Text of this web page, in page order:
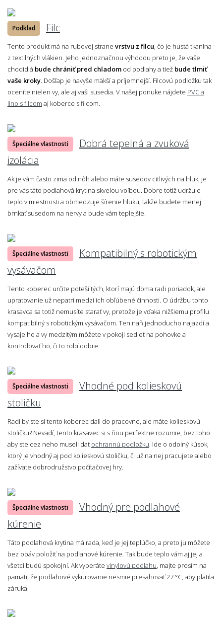
Podklad Filc
Tento produkt má na rubovej strane vrstvu z filcu , čo je hustá tkanina
z textilných vlákien. Jeho jednoznačnou výhodou preto je, že vaše
chodidlá bude chrániť pred chladom od podlahy a tiež bude tlmiť
vaše kroky . Došľap je navyše mäkší a príjemnejší. Filcovú podložku tak
oceníte nielen vy, ale aj vaši susedia. V našej ponuke nájdete PVC a
lino s filcom aj koberce s filcom.
Špeciálne vlastnosti
Dobrá tepelná a zvuková
izolácia
Ak je vám často zima od nôh alebo máte susedov citlivých na hluk, je
pre vás táto podlahová krytina skvelou voľbou. Dobre totiž udržuje
teplo v miestnosti a obmedzuje šírenie hluku, takže budete menej
brnkať susedom na nervy a bude vám teplejšie.
Špeciálne vlastnosti
Kompatibilný s robotickým
vysávačom
Tento koberec určite poteší tých, ktorí majú doma radi poriadok, ale
upratovanie už nepatrí medzi ich obľúbené činnosti. O údržbu tohto
krasavca sa totiž nemusíte starať vy, pretože je vďaka nižšiemu profilu
kompatibilný s robotickým vysávačom. Ten naň jednoducho najazdí a
vysaje ho a vy medzitým môžete v pokoji sedieť na pohovke a
kontrolovať ho, či to robí dobre.
Špeciálne vlastnosti
Vhodné pod kolieskovú
stoličku
Radi by ste si tento koberec dali do pracovne, ale máte kolieskovú
stoličku? Nevadí, tento krasavec si s ňou perfektne rozumie, bez toho
aby ste cez neho museli daťochrannú podložku . Ide o odolný kúsok,
ktorý je vhodný aj pod kolieskovú stoličku, či už na nej pracujete alebo
zažívate dobrodružstvo počítačovej hry.
Špeciálne vlastnosti
Vhodný pre podlahové
kúrenie
Táto podlahová krytina má rada, keď je jej teplúčko, a preto ju môžete
bez obáv položiť na podlahové kúrenie. Tak bude teplo vám aj jej a
všetci budú spokojní. Ak vyberáte vinylovú podlahu , majte prosím na
pamäti, že podlahové vykurovanie nesmie presahovať 27 °C, aby platila
záruka.